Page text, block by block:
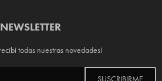
NEWSLETTER
todas nuestras novedades!
SUSCRIBIRME